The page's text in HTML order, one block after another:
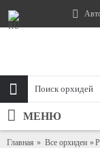
МЕНЮ
Главная Все орхидеи